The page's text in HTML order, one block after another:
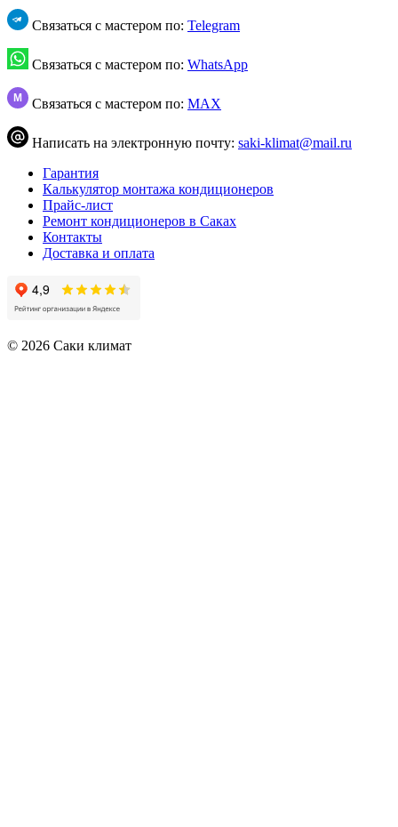
Связаться с мастером по: Telegram
Связаться с мастером по: WhatsApp
M Связаться с мастером по: MAX
Написать на электронную почту: saki-klimat@mail.ru
Гарантия
Калькулятор монтажа кондиционеров
Прайс-лист
Ремонт кондиционеров в Саках
Контакты
Доставка и оплата
© 2026 Саки климат